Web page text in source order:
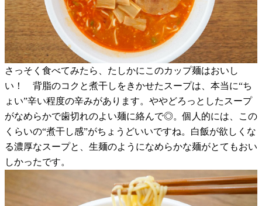
さっそく食べてみたら、たしかにこのカップ麺はおいし
い！ 背脂のコクと煮干しをきかせたスープは、本当に“ち
ょい”辛い程度の辛みがあります。ややどろっとしたスープ
がなめらかで歯切れのよい麺に絡んで◎。個人的には、この
くらいの“煮干し感”がちょうどいいですね。白飯が欲しくな
る濃厚なスープと、生麺のようになめらかな麺がとてもおい
しかったです。